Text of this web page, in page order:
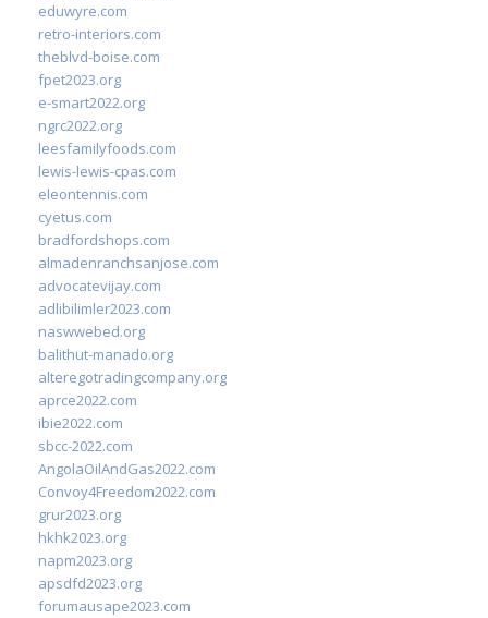
eduwyre.com
retro-interiors.com
theblvd-boise.com
fpet2023.org
e-smart2022.org
ngrc2022.org
leesfamilyfoods.com
lewis-lewis-cpas.com
eleontennis.com
cyetus.com
bradfordshops.com
almadenranchsanjose.com
advocatevijay.com
adlibilimler2023.com
naswwebed.org
balithut-manado.org
alteregotradingcompany.org
aprce2022.com
ibie2022.com
sbcc-2022.com
AngolaOilAndGas2022.com
Convoy4Freedom2022.com
grur2023.org
hkhk2023.org
napm2023.org
apsdfd2023.org
forumausape2023.com